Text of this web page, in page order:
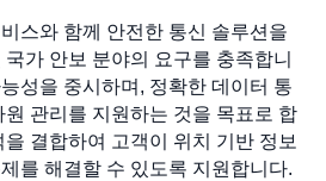
스와 함께 안전한 통신 솔루션을
가 안보 분야의 요구를 충족합니
성을 중시하며, 정확한 데이터 통
관리를 지원하는 것을 목표로 합
결합하여 고객이 위치 기반 정보
를 해결할 수 있도록 지원합니다.